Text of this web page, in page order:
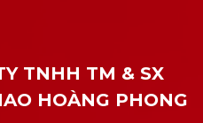
TNHH TM & SX
HOÀNG PHONG